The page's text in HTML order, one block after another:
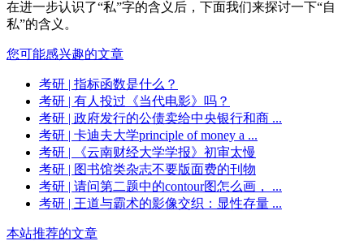
在进一步认识了“私”字的含义后，下面我们来探讨一下“自
私”的含义。
您可能感兴趣的文章
考研 | 指标函数是什么？
考研 | 有人投过《当代电影》吗？
考研 | 政府发行的公债卖给中央银行和商 ...
考研 | 卡迪夫大学principle of money a ...
考研 | 《云南财经大学学报》初审太慢
考研 | 图书馆类杂志不要版面费的刊物
考研 | 请问第二题中的contour图怎么画， ...
考研 | 王道与霸术的影像交织：显性存量 ...
本站推荐的文章